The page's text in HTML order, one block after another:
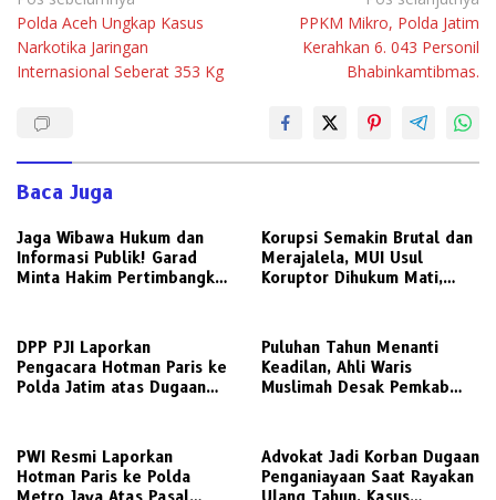
pos
Polda Aceh Ungkap Kasus
Narkotika Jaringan
Internasional Seberat 353 Kg
PPKM Mikro, Polda Jatim
Kerahkan 6. 043 Personil
Bhabinkamtibmas.
Baca Juga
Jaga Wibawa Hukum dan
Informasi Publik! Garad
Minta Hakim Pertimbangkan
Korupsi Semakin Brutal dan
Merajalela, MUI Usul
Koruptor Dihukum Mati,
DPP PJI Laporkan
Pengacara Hotman Paris ke
Polda Jatim atas Dugaan
Influence
‎Puluhan Tahun Menanti
Keadilan, Ahli Waris
Muslimah Desak Pemkab
SDN 207
PWI Resmi Laporkan
Hotman Paris ke Polda
Advokat Jadi Korban Dugaan
Penganiayaan Saat Rayakan